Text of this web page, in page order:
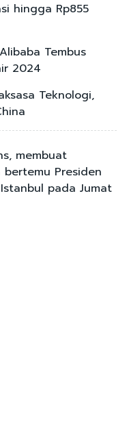
hingga Rp855
Tembus
2024
Teknologi,
membuat
Presiden
pada Jumat